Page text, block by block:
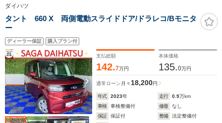
ー アイドリングスト
ップ ETC オートマ
チックハイビーム
LEDヘッドライト 禁
煙車
両側パワスラ ETC
ンチアルミ
滑り防止装置/
ズコントロー
ダイハツ
タント 660 X 両側電動スライドドア/ドラレコ/Bモニタ
ー
ディーラー保証 購入プラン付
支払総額
142.7万円
本体価格
135.0万円
通常ローン 月々 18,200円
年式 2023年 走行 0.9万km
車検
車検整備付 修復
なし
保証
保証付 整備
法定整備付